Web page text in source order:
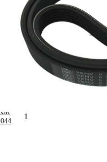
piezas
Cantidad
1